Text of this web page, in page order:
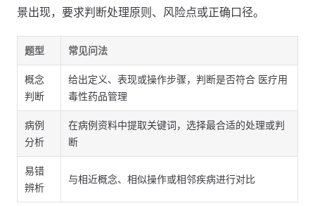
景出现，要求判断处理原则、风险点或正确口径。
题型 常见问法
概念
判断
给出定义、表现或操作步骤，判断是否符合 医疗用
毒性药品管理
病例
分析
在病例资料中提取关键词，选择最合适的处理或判
断
易错
辨析
与相近概念、相似操作或相邻疾病进行对比